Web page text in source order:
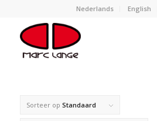
Nederlands English
Sorteer op Standaard